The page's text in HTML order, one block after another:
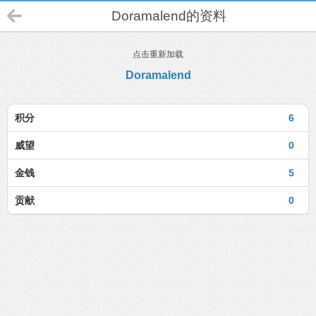
Doramalend的资料
点击重新加载
Doramalend
6
积分
0
威望
5
金钱
0
贡献